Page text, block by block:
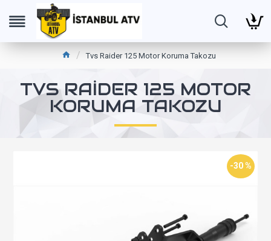
Tvs Raider 125 Motor Koruma Takozu
TVS RAIDER 125 MOTOR
KORUMA TAKOZU
-30 %